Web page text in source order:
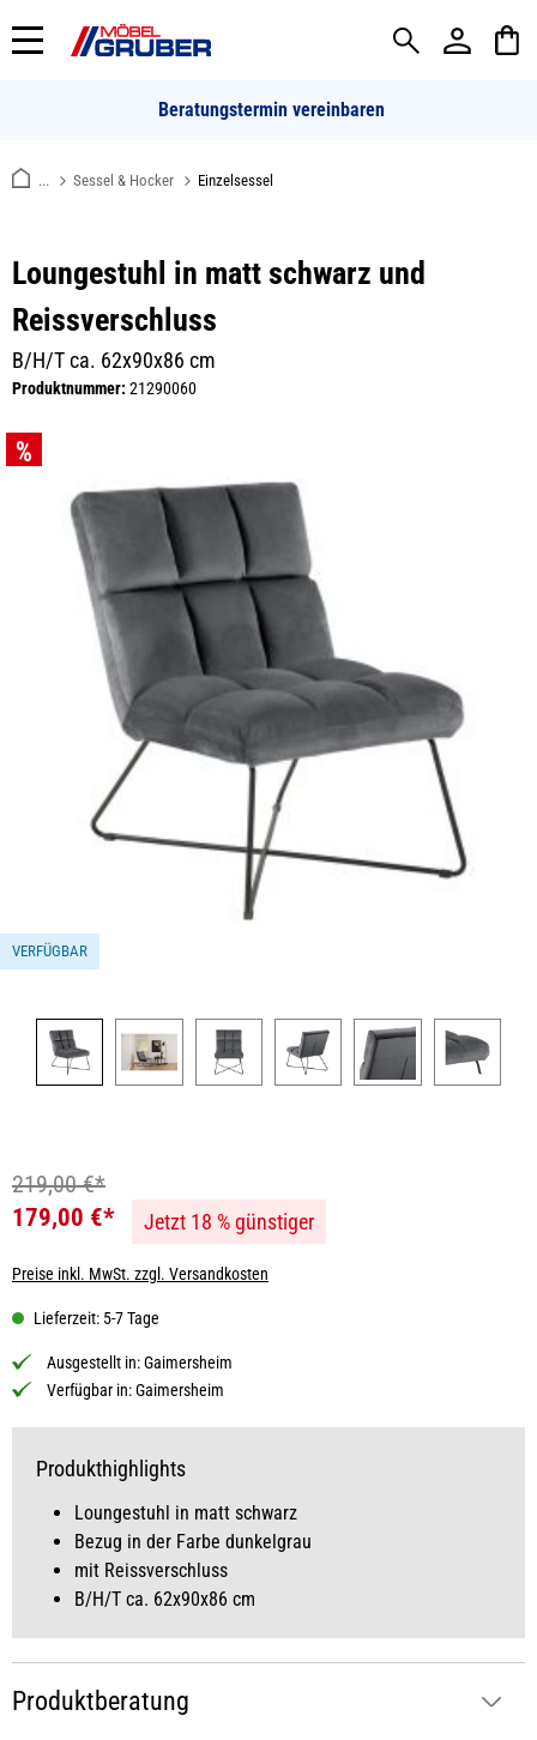
springen
Beratungstermin vereinbaren
... Sessel & Hocker Einzelsessel
Loungestuhl in matt schwarz und
Reissverschluss
B/H/T ca. 62x90x86 cm
Produktnummer: 21290060
Bildergalerie überspringen
VERFÜGBAR
Produkthighlights
Loungestuhl in matt schwarz
Bezug in der Farbe dunkelgrau
mit Reissverschluss
B/H/T ca. 62x90x86 cm
219,00 €*
179,00 €*
Jetzt 18 % günstiger
Preise inkl. MwSt. zzgl. Versandkosten
Lieferzeit: 5-7 Tage
Ausgestellt in:Gaimersheim
Verfügbar in:Gaimersheim
Produktberatung